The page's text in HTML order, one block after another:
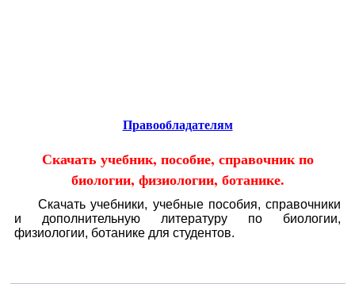
Правообладателям
Скачать учебник, пособие, справочник по
биологии, физиологии, ботанике.
Скачать учебники, учебные пособия, справочники
и дополнительную литературу по биологии,
физиологии, ботанике для студентов.